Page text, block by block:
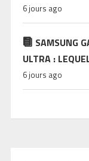
6 jours ago
SAMSUNG
ULTRA :
6 jours ago